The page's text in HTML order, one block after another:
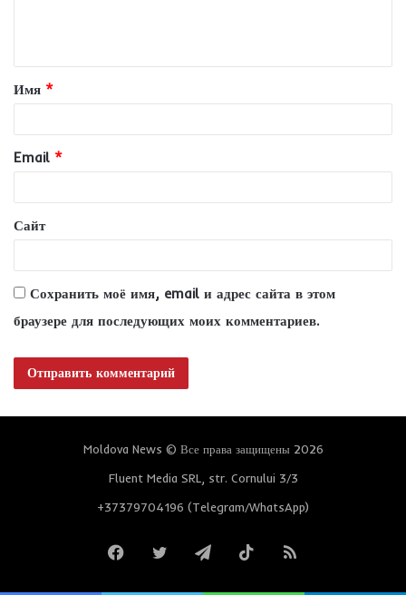
т
а
и
й
*
Имя *
Email *
Сайт
Сохранить моё имя, email и адрес сайта в этом
браузере для последующих моих комментариев.
Moldova News © Все права защищены 2026
Fluent Media SRL, str. Cornului 3/3
+37379704196 (Telegram/WhatsApp)
FacebookTwitterTelegramTikTokRSS